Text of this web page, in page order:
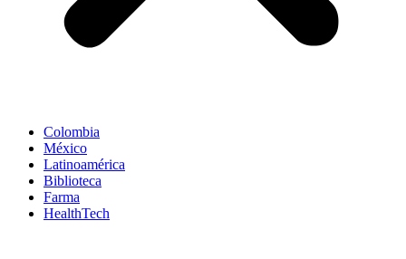
Colombia
México
Latinoamérica
Biblioteca
Farma
HealthTech